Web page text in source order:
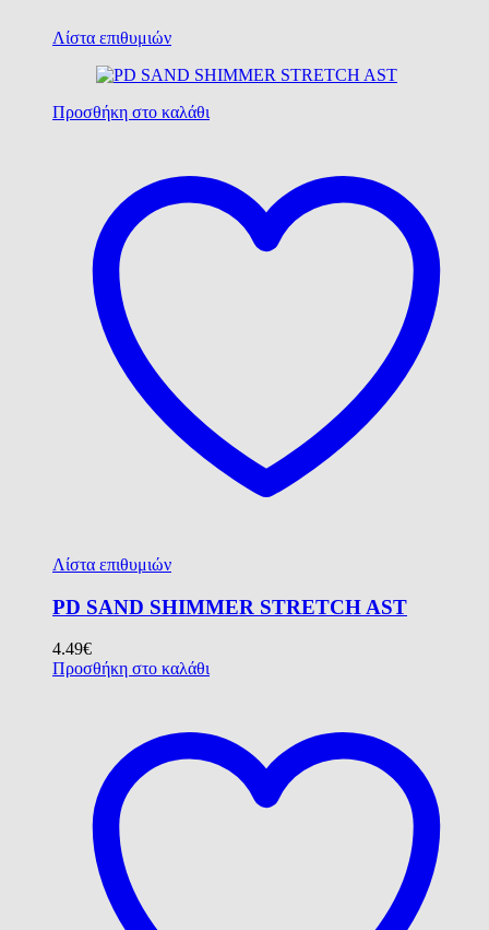
Λίστα επιθυμιών
Προσθήκη στο καλάθι
Λίστα επιθυμιών
PD SAND SHIMMER STRETCH AST
4.49€
Προσθήκη στο καλάθι